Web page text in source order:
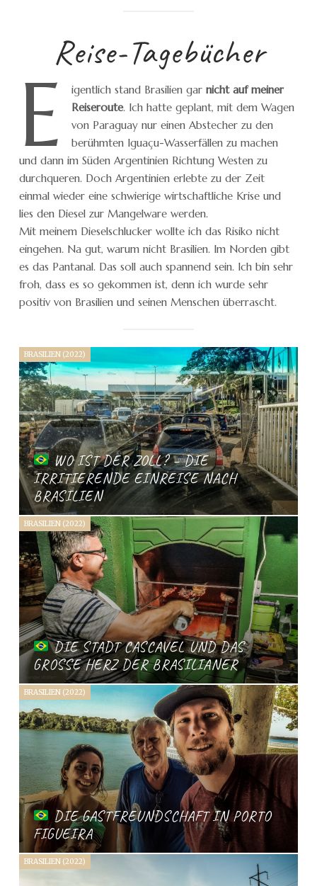
Reise-Tagebücher
E igentlich stand Brasilien gar nicht auf meiner
Reiseroute. Ich hatte geplant, mit dem Wagen
von Paraguay nur einen Abstecher zu den
berühmten Iguaçu-Wasserfällen zu machen
und dann im Süden Argentinien Richtung Westen zu
durchqueren. Doch Argentinien erlebte zu der Zeit
einmal wieder eine schwierige wirtschaftliche Krise und
lies den Diesel zur Mangelware werden.
Mit meinem Dieselschlucker wollte ich das Risiko nicht
eingehen. Na gut, warum nicht Brasilien. Im Norden gibt
es das Pantanal. Das soll auch spannend sein. Ich bin sehr
froh, dass es so gekommen ist, denn ich wurde sehr
positiv von Brasilien und seinen Menschen überrascht.
BRASILIEN (2022)
WO IST DER ZOLL? – DIE
IRRITIERENDE EINREISE NACH
BRASILIEN
BRASILIEN (2022)
DIE STADT CASCAVEL UND DAS
GROSSE HERZ DER BRASILIANER
BRASILIEN (2022)
DIE GASTFREUNDSCHAFT IN PORTO
FIGUEIRA
BRASILIEN (2022)